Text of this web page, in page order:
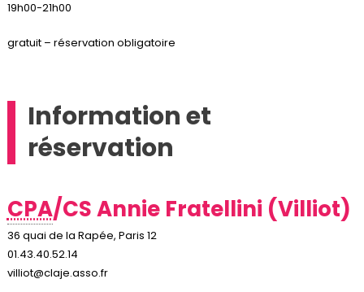
19h00-21h00
gratuit – réservation obligatoire
Information et
réservation
CPA/CS Annie Fratellini (Villiot)
36 quai de la Rapée, Paris 12
01.43.40.52.14
villiot@claje.asso.fr